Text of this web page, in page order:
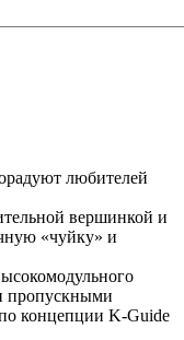
любителей
вершинкой и
«чуйку» и
пропускными
концепции K-Guide